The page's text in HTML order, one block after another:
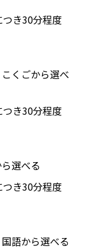
き30分程度
くごから選べ
き30分程度
選べる
き30分程度
語から選べる